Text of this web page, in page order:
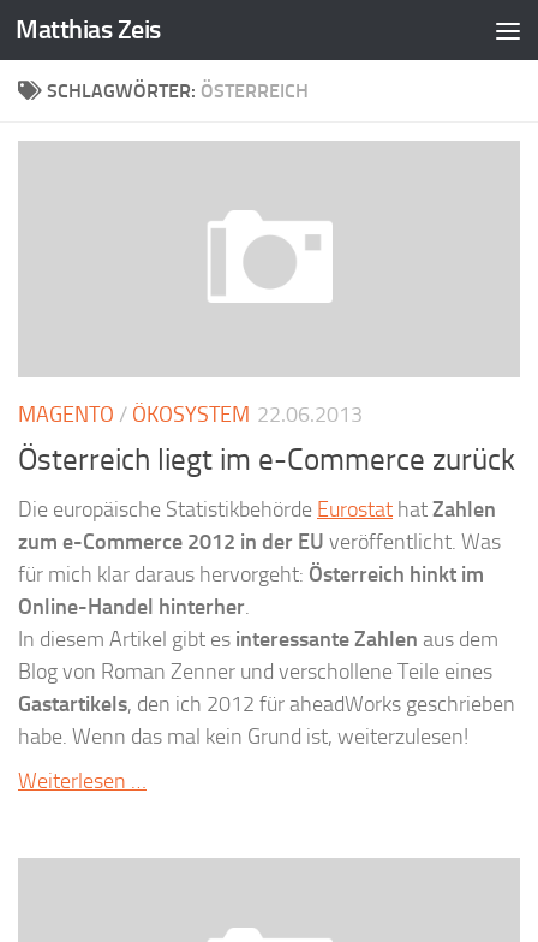
Zum Inhalt springen
Matthias Zeis
SCHLAGWÖRTER: ÖSTERREICH
MAGENTO / ÖKOSYSTEM 22.06.2013
Österreich liegt im e-Commerce zurück
Die europäische Statistikbehörde Eurostat hatZahlen
zum e-Commerce 2012 in der EU veröffentlicht. Was
für mich klar daraus hervorgeht: Österreich hinkt im
Online-Handel hinterher.
In diesem Artikel gibt es interessante Zahlen aus dem
Blog von Roman Zenner und verschollene Teile eines
Gastartikels, den ich 2012 für aheadWorks geschrieben
habe. Wenn das mal kein Grund ist, weiterzulesen!
Weiterlesen …